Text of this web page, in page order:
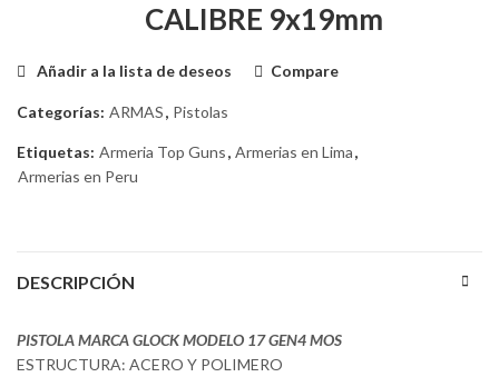
CALIBRE 9x19mm
Añadir a la lista de deseos Compare
Categorías: ARMAS, Pistolas
Etiquetas: Armeria Top Guns, Armerias en Lima,
Armerias en Peru
DESCRIPCIÓN
PISTOLA MARCA GLOCK MODELO 17 GEN4 MOS
ESTRUCTURA: ACERO Y POLIMERO